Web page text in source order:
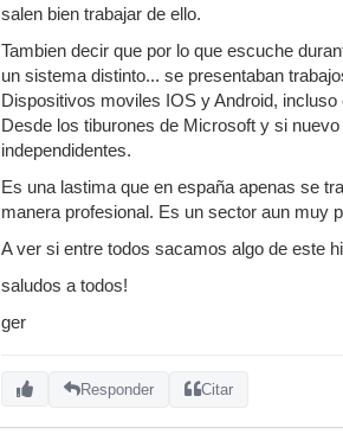
salen bien trabajar de ello.
Tambien decir que por lo que escuche
un sistema distinto... se presentaban
Dispositivos moviles IOS y Android,
Desde los tiburones de Microsoft y si
independidentes.
Es una lastima que en españa apenas se
manera profesional. Es un sector aun muy
A ver si entre todos sacamos algo de este
saludos a todos!
ger
Responder Citar